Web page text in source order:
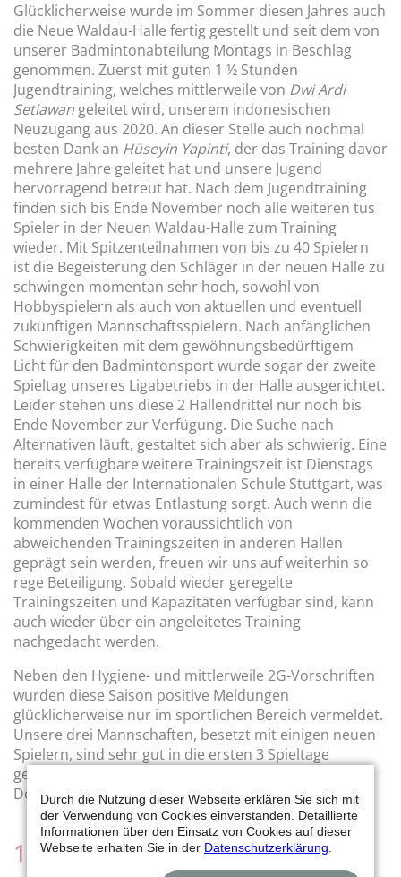
Glücklicherweise wurde im Sommer diesen Jahres auch
die Neue Waldau-Halle fertig gestellt und seit dem von
unserer Badmintonabteilung Montags in Beschlag
genommen. Zuerst mit guten 1 ½ Stunden
Jugendtraining, welches mittlerweile von Dwi Ardi
Setiawan geleitet wird, unserem indonesischen
Neuzugang aus 2020. An dieser Stelle auch nochmal
besten Dank an Hüseyin Yapinti, der das Training davor
mehrere Jahre geleitet hat und unsere Jugend
hervorragend betreut hat. Nach dem Jugendtraining
finden sich bis Ende November noch alle weiteren tus
Spieler in der Neuen Waldau-Halle zum Training
wieder. Mit Spitzenteilnahmen von bis zu 40 Spielern
ist die Begeisterung den Schläger in der neuen Halle zu
schwingen momentan sehr hoch, sowohl von
Hobbyspielern als auch von aktuellen und eventuell
zukünftigen Mannschaftsspielern. Nach anfänglichen
Schwierigkeiten mit dem gewöhnungsbedürftigem
Licht für den Badmintonsport wurde sogar der zweite
Spieltag unseres Ligabetriebs in der Halle ausgerichtet.
Leider stehen uns diese 2 Hallendrittel nur noch bis
Ende November zur Verfügung. Die Suche nach
Alternativen läuft, gestaltet sich aber als schwierig. Eine
bereits verfügbare weitere Trainingszeit ist Dienstags
in einer Halle der Internationalen Schule Stuttgart, was
zumindest für etwas Entlastung sorgt. Auch wenn die
kommenden Wochen voraussichtlich von
abweichenden Trainingszeiten in anderen Hallen
geprägt sein werden, freuen wir uns auf weiterhin so
rege Beteiligung. Sobald wieder geregelte
Trainingszeiten und Kapazitäten verfügbar sind, kann
auch wieder über ein angeleitetes Training
nachgedacht werden.
Neben den Hygiene- und mittlerweile 2G-Vorschriften
wurden diese Saison positive Meldungen
glücklicherweise nur im sportlichen Bereich vermeldet.
Unsere drei Mannschaften, besetzt mit einigen neuen
Spielern, sind sehr gut in die ersten 3 Spieltage
gestartet. Der letzte Hinrundenspieltag ist für den 18.
Dezember geplant.
1. Mannschaft - Landesliga
Durch die Nutzung dieser Webseite erklären Sie sich mit
der Verwendung von Cookies einverstanden. Detaillierte
Informationen über den Einsatz von Cookies auf dieser
Webseite erhalten Sie in der Datenschutzerklärung